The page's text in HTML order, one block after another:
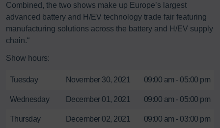
Combined, the two shows make up Europe’s largest
advanced battery and H/EV technology trade fair featuring
manufacturing solutions across the battery and H/EV supply
chain.“
Show hours:
Tuesday November 30, 2021 09:00 am - 05:00 pm
Wednesday December 01, 2021 09:00 am - 05:00 pm
Thursday December 02, 2021 09:00 am - 03:00 pm